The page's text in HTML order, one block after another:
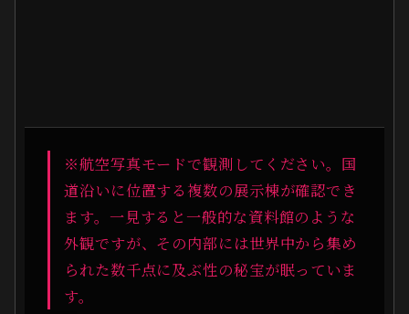
※航空写真モードで観測してください。国
道沿いに位置する複数の展示棟が確認でき
ます。一見すると一般的な資料館のような
外観ですが、その内部には世界中から集め
られた数千点に及ぶ性の秘宝が眠っていま
す。